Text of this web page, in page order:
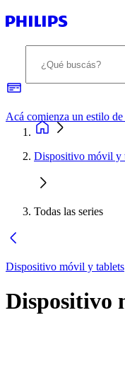
Dispositivo móvil y
Todas las series
Dispositivo móvil y tablets
Dispositivo